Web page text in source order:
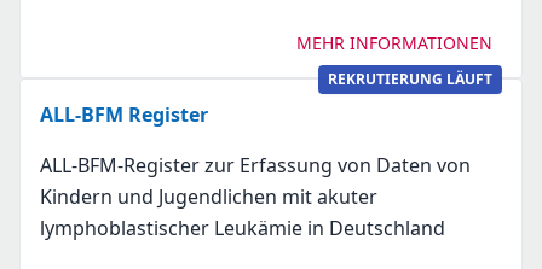
MEHR INFORMATIONEN
REKRUTIERUNG LÄUFT
ALL-BFM Register
ALL-BFM-Register zur Erfassung von Daten von
Kindern und Jugendlichen mit akuter
lymphoblastischer Leukämie in Deutschland